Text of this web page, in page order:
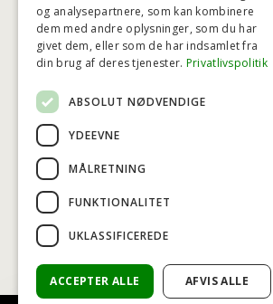
BETALINGSMULIGHEDER
TRUST SCORE 4,7
og analysepartnere, som kan kombinere
dem med andre oplysninger, som du har
givet dem, eller som de har indsamlet fra
din brug af deres tjenester. Privatlivspolitik
ABSOLUT NØDVENDIGE
YDEEVNE
MÅLRETNING
FUNKTIONALITET
UKLASSIFICEREDE
ACCEPTER ALLE AFVIS ALLE